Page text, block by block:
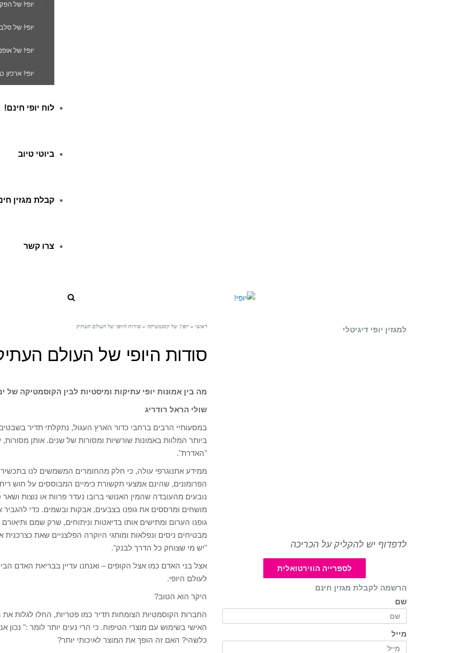
יופי! של
יופי! של
יופי! של
יופי! ארכיון
לוח יופי חינם!
ביוטי טיוב
קבלת מגזין
צרו קשר
ראשי » יופי! של קוסמטיקה » סודות היופי של העולם העתיק
סודות היופי של העולם
מה בין אמונות יופי עתיקות ומיסטיות לבין הקוסמטיקה
שולי הראל רודריג
במסעותיי הרבים ברחבי כדור הארץ העגול, נתקלתי תדיר בשבטים
ביותר המלוות באמונות שורשיות ומסורות של שנים. אותן
"האדרת".
ממידע אתנוגרפי עולה, כי חלק מהחומרים המשמשים לנו
הפרומונים, שהינם אמצעי תקשורת כימיים המבוססים על חוש
נובעים מהעובדה שהמין האנושי ברובו נעדר פרוות או נוצות
מושחים ומרססים את גופנו בצבעים, אבקות ובשמים. כדי להגביר
גופנו הערום ומתישים אותו בדיאטות וניתוחים, שרק שמם
מבטיחים ניסים ונפלאות ומותגי היוקרה הפלצניים שאת
"יש מי שצוחק כל הדרך לבנק".
אצל בני האדם כמו אצל הקופים – ואנחנו עדיין בבריאת האדם
לעולם היופי.
היקר הוא הטוב?
החברות הקוסמטיות הצומחות תדיר כמו פטריות, החלו לגלות
כלשהי? האם זה הופך את המוצר לאיכותי יותר?
למגזין יופי דיגיטלי
לדפדוף יש להקליק על הכריכה
לספרייה הווירטואלית
הרשמה לקבלת מגזין חינם
שם
מייל